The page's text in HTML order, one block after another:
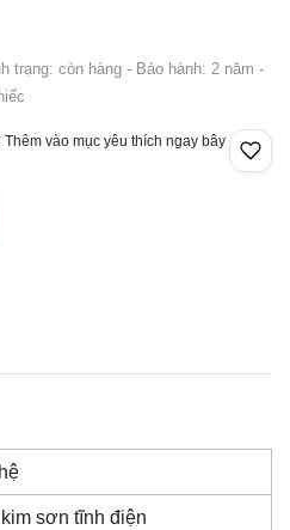
trạng: còn hàng - Bảo hành: 2 năm -
vào mục yêu thích ngay bây
sơn tĩnh điện